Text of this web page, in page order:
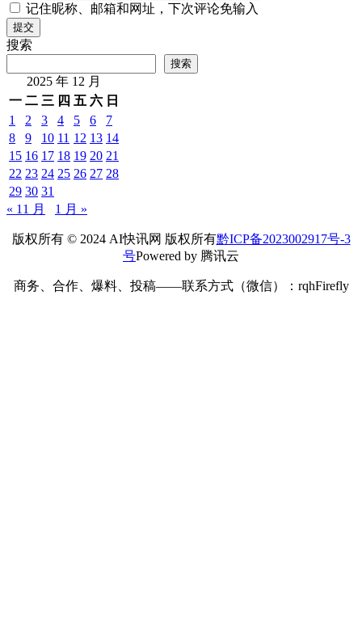
记住昵称、邮箱和网址，下次评论免输入
提交
搜索
搜索
2025 年 12 月
一 二 三 四 五 六 日
1
2 3 4 5 6
7
8
9 10 11 12 13 14
15 16 17 18 19 20 21
22 23 24 25 26 27 28
29 30 31
« 11 月
1 月 »
版权所有 © 2024 AI快讯网 版权所有黔ICP备2023002917号-3
号Powered by 腾讯云
商务、合作、爆料、投稿——联系方式（微信）：rqhFirefly